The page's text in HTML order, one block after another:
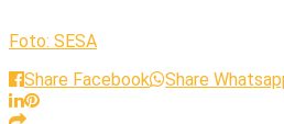
Foto: SESA
Share Facebook
Share